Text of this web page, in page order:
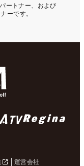
ートナー、および
ーです。
運営会社